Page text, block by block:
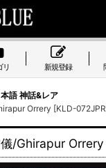
リ 新規登録
本語 神話&レア
Orrery [KLD-
/Ghirapur